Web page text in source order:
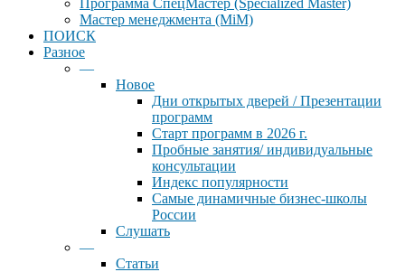
Мастер менеджмента (MiM)
ПОИСК
Разное
—
Новое
Дни открытых дверей / Презентации
программ
Старт программ в 2026 г.
Пробные занятия/ индивидуальные
консультации
Индекс популярности
Самые динамичные бизнес-школы
России
Слушать
—
Статьи